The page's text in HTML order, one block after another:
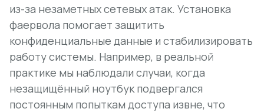
из-за незаметных сетевых атак. Установка
фаервола помогает защитить
конфиденциальные данные и стабилизировать
работу системы. Например, в реальной
практике мы наблюдали случаи, когда
незащищённый ноутбук подвергался
постоянным попыткам доступа извне, что